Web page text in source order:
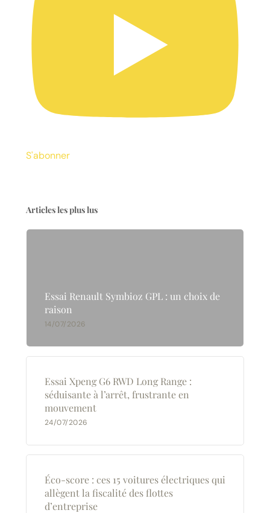
S'abonner
Articles les plus lus
Essai Renault Symbioz GPL : un choix de
raison
14/07/2026
Essai Xpeng G6 RWD Long Range :
séduisante à l’arrêt, frustrante en
mouvement
24/07/2026
Éco-score : ces 15 voitures électriques qui
allègent la fiscalité des flottes
d’entreprise